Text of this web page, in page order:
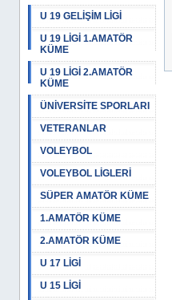
U 19 GELİŞİM LİGİ
U 19 LİGİ 1.AMATÖR
KÜME
U 19 LİGİ 2.AMATÖR
KÜME
ÜNİVERSİTE SPORLARI
VETERANLAR
VOLEYBOL
VOLEYBOL LİGLERİ
SÜPER AMATÖR KÜME
1.AMATÖR KÜME
2.AMATÖR KÜME
U 17 LİGİ
U 15 LİGİ